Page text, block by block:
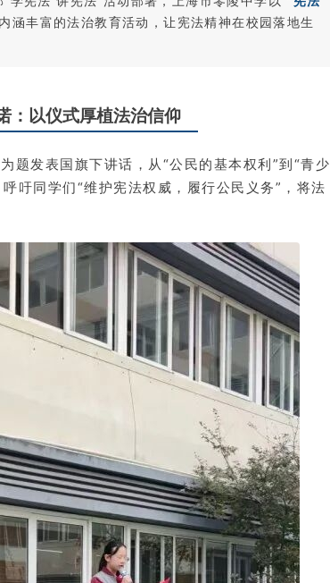
涵丰富的法治教育活动，让宪法精神在校园落地生
：以仪式厚植法治信仰
题发表国旗下讲话，从“公民的基本权利”到“青少
吁同学们“维护宪法权威，履行公民义务”，将法